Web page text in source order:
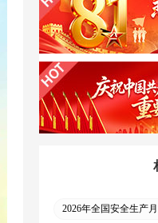
2026年全国安全生产